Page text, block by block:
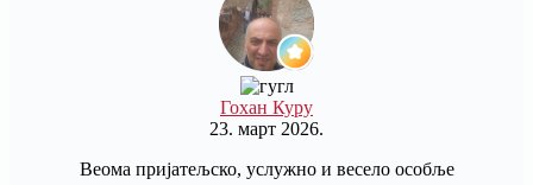
Гохан Куру
23. март 2026.
Веома пријатељско, услужно и весело особље